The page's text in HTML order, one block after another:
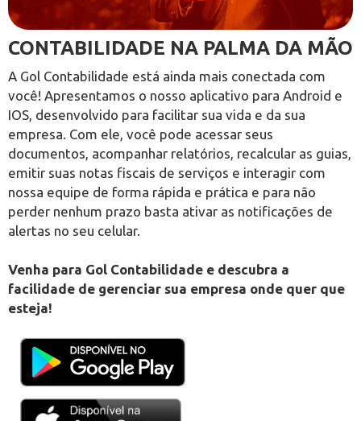
CONTABILIDADE NA PALMA DA MÃO
A Gol Contabilidade está ainda mais conectada com
você! Apresentamos o nosso aplicativo para Android e
IOS, desenvolvido para facilitar sua vida e da sua
empresa. Com ele, você pode acessar seus
documentos, acompanhar relatórios, recalcular as guias,
emitir suas notas fiscais de serviços e interagir com
nossa equipe de forma rápida e prática e para não
perder nenhum prazo basta ativar as notificações de
alertas no seu celular.
Venha para Gol Contabilidade e descubra a
facilidade de gerenciar sua empresa onde quer que
esteja!